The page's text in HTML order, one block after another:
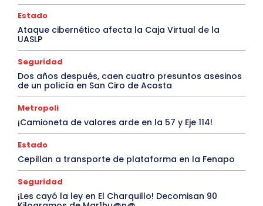
Estado
Ataque cibernético afecta la Caja Virtual de la
UASLP
Seguridad
Dos años después, caen cuatro presuntos asesinos
de un policía en San Ciro de Acosta
Metropoli
¡Camioneta de valores arde en la 57 y Eje 114!
Estado
Cepillan a transporte de plataforma en la Fenapo
Seguridad
¡Les cayó la ley en El Charquillo! Decomisan 90